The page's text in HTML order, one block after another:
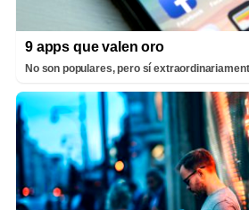
9 apps que valen oro
No son populares, pero sí